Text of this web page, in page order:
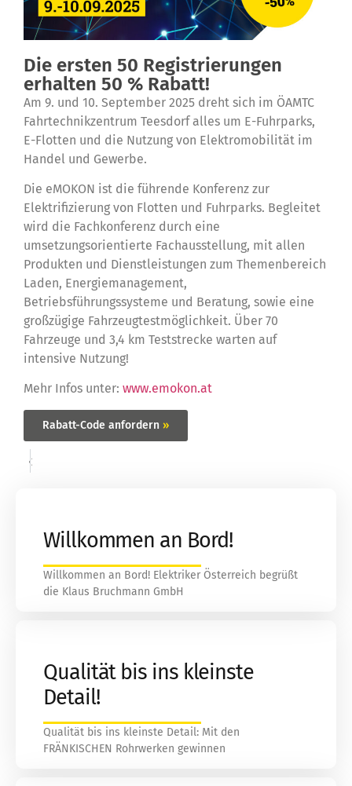
Die ersten 50 Registrierungen
erhalten 50 % Rabatt!
Am 9. und 10. September 2025 dreht sich im ÖAMTC
Fahrtechnikzentrum Teesdorf alles um E-Fuhrparks,
E-Flotten und die Nutzung von Elektromobilität im
Handel und Gewerbe.
Die eMOKON ist die führende Konferenz zur
Elektrifizierung von Flotten und Fuhrparks. Begleitet
wird die Fachkonferenz durch eine
umsetzungsorientierte Fachausstellung, mit allen
Produkten und Dienstleistungen zum Themenbereich
Laden, Energiemanagement,
Betriebsführungssysteme und Beratung, sowie eine
großzügige Fahrzeugtestmöglichkeit. Über 70
Fahrzeuge und 3,4 km Teststrecke warten auf
intensive Nutzung!
Mehr Infos unter: www.emokon.at
Rabatt-Code anfordern »
Willkommen an Bord!
Willkommen an Bord! Elektriker Österreich begrüßt
die Klaus Bruchmann GmbH
Qualität bis ins kleinste
Detail!
Qualität bis ins kleinste Detail: Mit den
FRÄNKISCHEN Rohrwerken gewinnen